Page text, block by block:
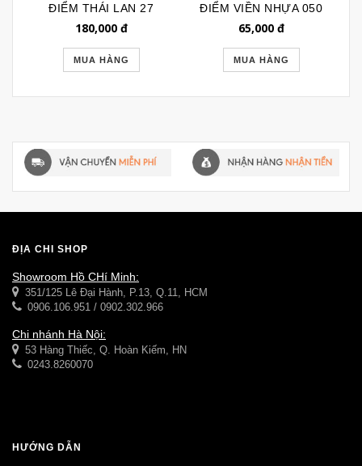
ĐIỂM THÁI LAN 27
180,000đ
MUA HÀNG
ĐIỂM VIỀN NHỰA 050
65,000đ
MUA HÀNG
ĐỊA CHỈ SHOP
Showroom Hồ CHí Minh:
351/125 Lê Đại Hành, P.13, Q.11, HCM
0906.106.951 / 0902.302.966
Chi nhánh Hà Nội:
53 Hàng Thiếc, Q. Hoàn Kiếm, HN
0243.8260070
HƯỚNG DẪN